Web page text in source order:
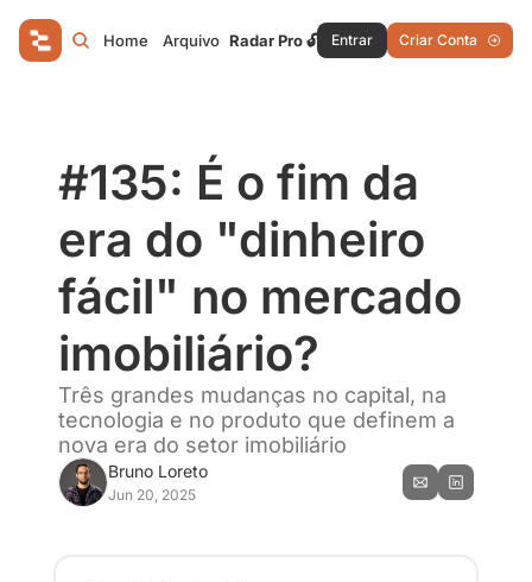
Home Arquivo Radar Pro 🔓 Entrar Criar Conta
#135: É o fim da
era do "dinheiro
fácil" no mercado
imobiliário?
Três grandes mudanças no capital, na
tecnologia e no produto que definem a
nova era do setor imobiliário
Bruno Loreto
Jun 20, 2025